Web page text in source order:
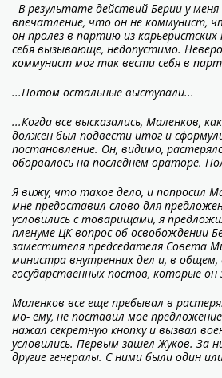
- В результате действий Берии у
впечатление, что он не коммунист,
он пролез в партию из
себя вызывающе, недопустимо.
коммунист мог так вести себя в
...Потом остальные выступали...
...Когда все высказались, Маленков,
должен был подвести итог и
постановление. Он, видимо,
оборвалось на последнем ораторе.
Я вижу, что такое дело, и попросил
мне предоставил слово для
условились с товарищами, я
пленуме ЦК вопрос об освобождении
заместителя председателя Совета
министра внутренних дел и, в общем,
государственных постов, которые он
Маленков все еще пребывал в
мо- ему, не поставил мое
нажал секретную кнопку и вызвал
условились. Первым зашел Жуков. За
другие генералы. С ними были один